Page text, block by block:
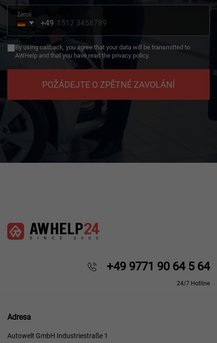
Země
Germany
+49
+49
By using callback, you agree that your data will be transmitted to
AWHelp and that you have read the privacy policy.
POŽÁDEJTE O ZPĚTNÉ ZAVOLÁNÍ
+49 9771 90 64 5 64
24/7 Hotline
Adresa
Autowelt GmbH Industriestraße 1